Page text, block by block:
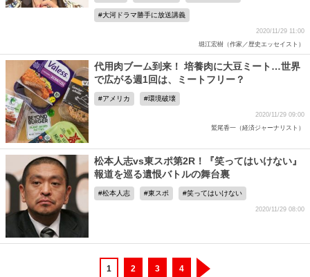
大河ドラマ勝手に放送講義
2020/11/29 11:00
堀江宏樹（作家／歴史エッセイスト）
代用肉ブーム到来！ 培養肉に大豆ミート…世界
で広がる週1回は、ミートフリー？
アメリカ 環境破壊
2020/11/29 09:00
鷲尾香一（経済ジャーナリスト）
松本人志vs東スポ第2R！『笑ってはいけない』
報道を巡る遺恨バトルの舞台裏
松本人志 東スポ 笑ってはいけない
2020/11/29 08:00
1 2 3 4